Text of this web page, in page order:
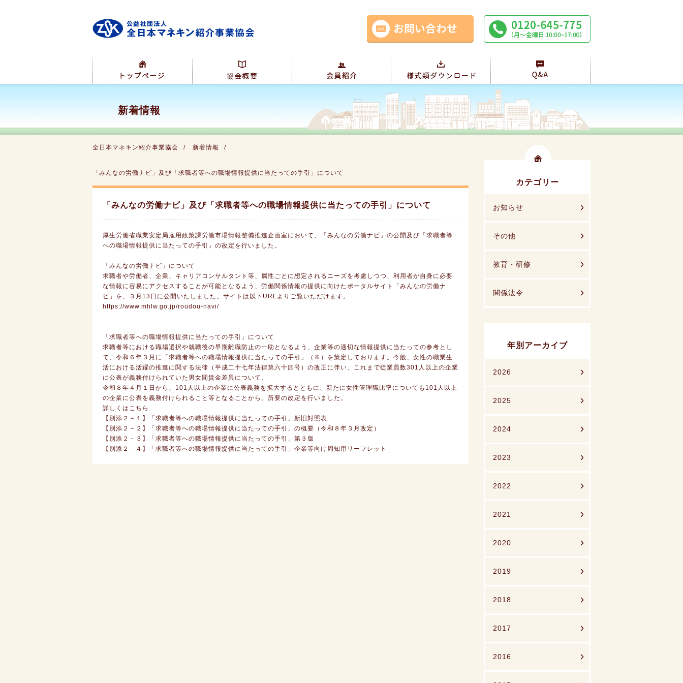
新着情報
全日本マネキン紹介事業協会 新着情報
「みんなの労働ナビ」及び「求職者等への職場情報提供に当たっての手引」について
「みんなの労働ナビ」及び「求職者等への職場情報提供に当たっての手引」について
厚生労働省職業安定局雇用政策課労働市場情報整備推進企画室において、「みんなの労働ナビ」の公開及び「求職者等
への職場情報提供に当たっての手引」の改定を行いました。
「みんなの労働ナビ」について
求職者や労働者、企業、キャリアコンサルタント等、属性ごとに想定されるニーズを考慮しつつ、利用者が自身に必要
な情報に容易にアクセスすることが可能となるよう、労働関係情報の提供に向けたポータルサイト「みんなの労働ナ
ビ」を、３月13日に公開いたしました。サイトは以下URLよりご覧いただけます。
https://www.mhlw.go.jp/roudou-navi/
「求職者等への職場情報提供に当たっての手引」について
求職者等における職場選択や就職後の早期離職防止の一助となるよう、企業等の適切な情報提供に当たっての参考とし
て、令和６年３月に「求職者等への職場情報提供に当たっての手引」（※）を策定しております。今般、女性の職業生
活における活躍の推進に関する法律（平成二十七年法律第六十四号）の改正に伴い、これまで従業員数301人以上の企業
に公表が義務付けられていた男女間賃金差異について、
令和８年４月１日から、101人以上の企業に公表義務を拡大するとともに、新たに女性管理職比率についても101人以上
の企業に公表を義務付けられること等となることから、所要の改定を行いました。
詳しくはこちら
【別添２－１】「求職者等への職場情報提供に当たっての手引」新旧対照表
【別添２－２】「求職者等への職場情報提供に当たっての手引」の概要（令和８年３月改定）
【別添２－３】「求職者等への職場情報提供に当たっての手引」第３版
【別添２－４】「求職者等への職場情報提供に当たっての手引」企業等向け周知用リーフレット
カテゴリー
お知らせ
その他
教育・研修
関係法令
年別アーカイブ
2026
2025
2024
2023
2022
2021
2020
2019
2018
2017
2016